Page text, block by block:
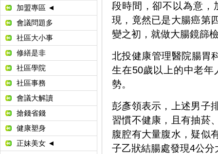
加盟專區 ◄
會議問題多
社區大小事
修繕是非
社區學院
社區事務
會議大解讀
搶錢省錢
健康塑身
正妹美女 ◄
段時間，卻不以為意，
現，竟然已是大腸癌第
變之初，就做大腸鏡篩
北投健康管理醫院腸胃
生在50歲以上的中老
勢。
彭彥領表示，上述男子
習慣不健康，且有抽菸
腹腔有大量腹水，疑似
子乙狀結腸處發現4公